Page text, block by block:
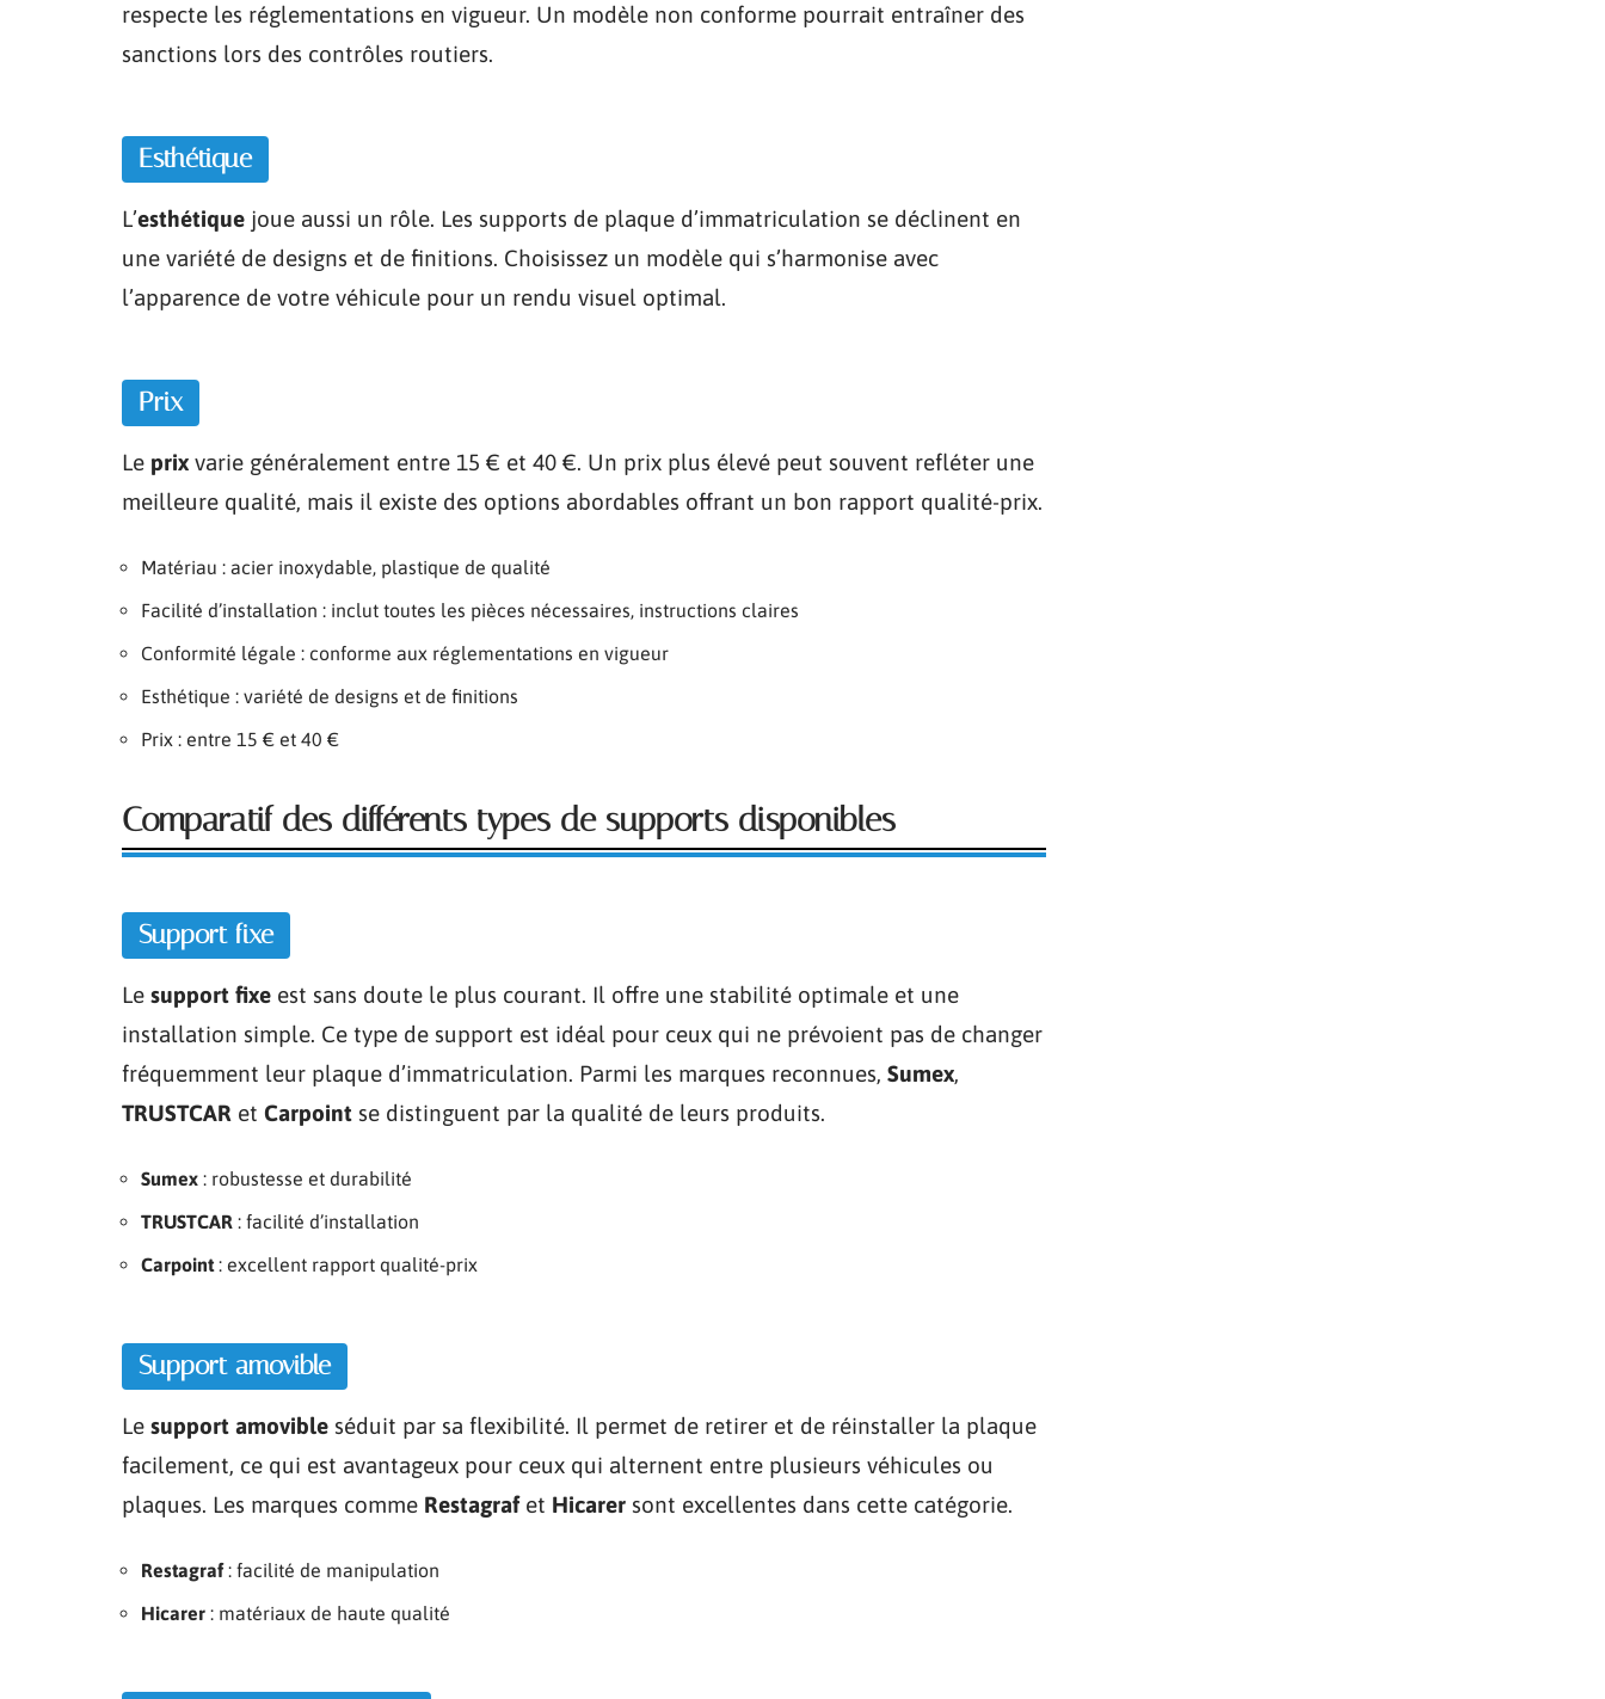
respecte les réglementations en vigueur. Un modèle non conforme pourrait entraîner des
sanctions lors des contrôles routiers.
Esthétique
L’esthétique joue aussi un rôle. Les supports de plaque d’immatriculation se déclinent en
une variété de designs et de finitions. Choisissez un modèle qui s’harmonise avec
l’apparence de votre véhicule pour un rendu visuel optimal.
Prix
Le prix varie généralement entre 15 € et 40 €. Un prix plus élevé peut souvent refléter une
meilleure qualité, mais il existe des options abordables offrant un bon rapport qualité-prix.
Matériau : acier inoxydable, plastique de qualité
Facilité d’installation : inclut toutes les pièces nécessaires, instructions claires
Conformité légale : conforme aux réglementations en vigueur
Esthétique : variété de designs et de finitions
Prix : entre 15 € et 40 €
Comparatif des différents types de supports disponibles
Support fixe
Le support fixe est sans doute le plus courant. Il offre une stabilité optimale et une
installation simple. Ce type de support est idéal pour ceux qui ne prévoient pas de changer
fréquemment leur plaque d’immatriculation. Parmi les marques reconnues, Sumex,
TRUSTCAR et Carpoint se distinguent par la qualité de leurs produits.
Sumex : robustesse et durabilité
TRUSTCAR : facilité d’installation
Carpoint: excellent rapport qualité-prix
Support amovible
Le support amovible séduit par sa flexibilité. Il permet de retirer et de réinstaller la plaque
facilement, ce qui est avantageux pour ceux qui alternent entre plusieurs véhicules ou
plaques. Les marques comme Restagrafet Hicarer sont excellentes dans cette catégorie.
Restagraf: facilité de manipulation
Hicarer : matériaux de haute qualité